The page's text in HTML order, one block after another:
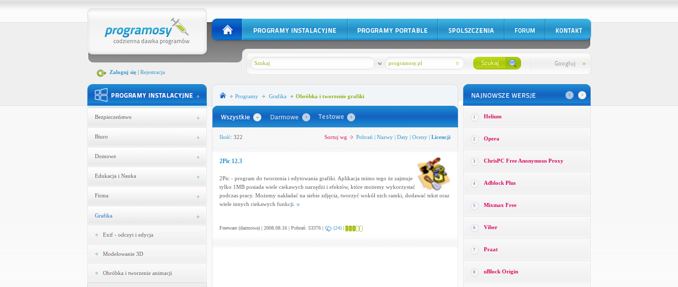
Zaloguj się| Rejestracja
programosy.pl
w
Bezpieczeństwo
Biuro
Domowe
Edukacja i Nauka
Firma
Grafika
Exif - odczyt i edycja
Modelowanie 3D
Obróbka i tworzenie animacji
Programy Grafika Obróbka i tworzenie grafiki
Ilość: 322 Sortuj wg Pobrań | Nazwy| Daty| Oceny| Licencji
2Pic 12.3
2Pic - program do tworzenia i edytowania grafiki. Aplikacja mimo tego że zajmuje
tylko 1MB posiada wiele ciekawych narzędzi i efektów, które możemy wykorzystać
podczas pracy. Możemy nakładać na siebie zdjęcia, tworzyć wokół nich ramki, dodawać tekst oraz
wiele innych ciekawych funkcji.
Freeware (darmowa) | 2008.08.16 | Pobrań: 53376 | (24)|
1 Helium
2 Opera
3 ChrisPC Free Anonymous Proxy
4 Adblock Plus
5 Mixmax Free
6 Viber
7 Praat
8 uBlock Origin